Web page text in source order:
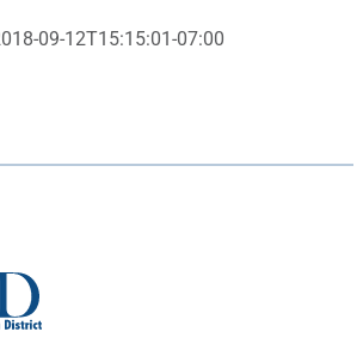
09-12T15:15:01-07:00